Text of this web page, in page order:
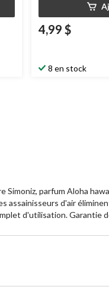
4,99 $
8 en stock
Simoniz, parfum Aloha
assainisseurs d'air
d'utilisation. Garantie